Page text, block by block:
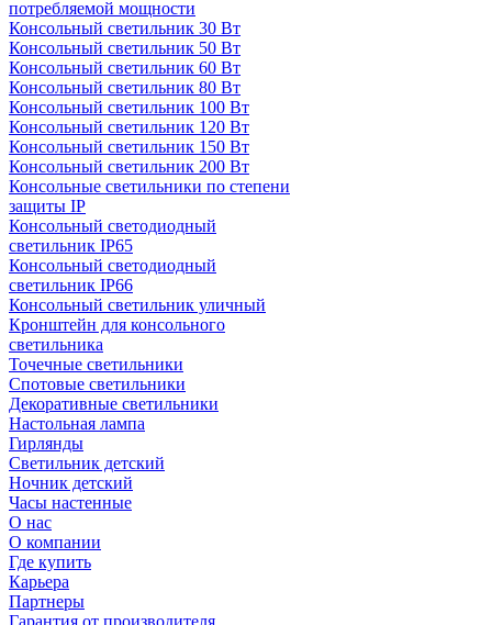
потребляемой мощности
Консольный светильник 30 Вт
Консольный светильник 50 Вт
Консольный светильник 60 Вт
Консольный светильник 80 Вт
Консольный светильник 100 Вт
Консольный светильник 120 Вт
Консольный светильник 150 Вт
Консольный светильник 200 Вт
Консольные светильники по степени
защиты IP
Консольный светодиодный
светильник IP65
Консольный светодиодный
светильник IP66
Консольный светильник уличный
Кронштейн для консольного
светильника
Точечные светильники
Спотовые светильники
Декоративные светильники
Настольная лампа
Гирлянды
Светильник детский
Ночник детский
Часы настенные
О нас
О компании
Где купить
Карьера
Партнеры
Гарантия от производителя